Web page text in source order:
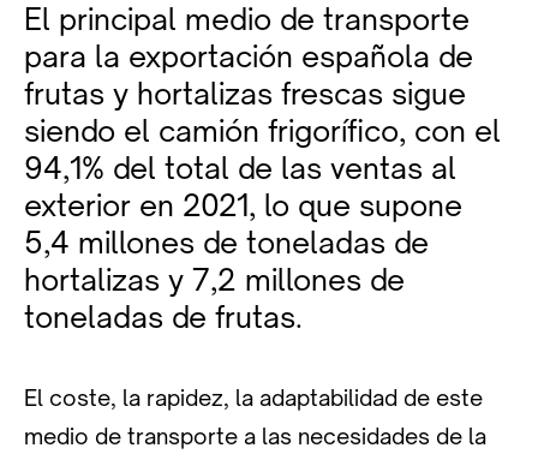
El principal medio de transporte
para la exportación española de
frutas y hortalizas frescas sigue
siendo el camión frigorífico, con el
94,1% del total de las ventas al
exterior en 2021, lo que supone
5,4 millones de toneladas de
hortalizas y 7,2 millones de
toneladas de frutas.
El coste, la rapidez, la adaptabilidad de este
medio de transporte a las necesidades de la